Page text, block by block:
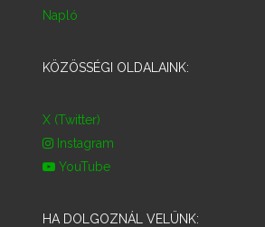
Napló
KÖZÖSSÉGI OLDALAINK:
X (Twitter)
Instagram
YouTube
HA DOLGOZNÁL VELÜNK: